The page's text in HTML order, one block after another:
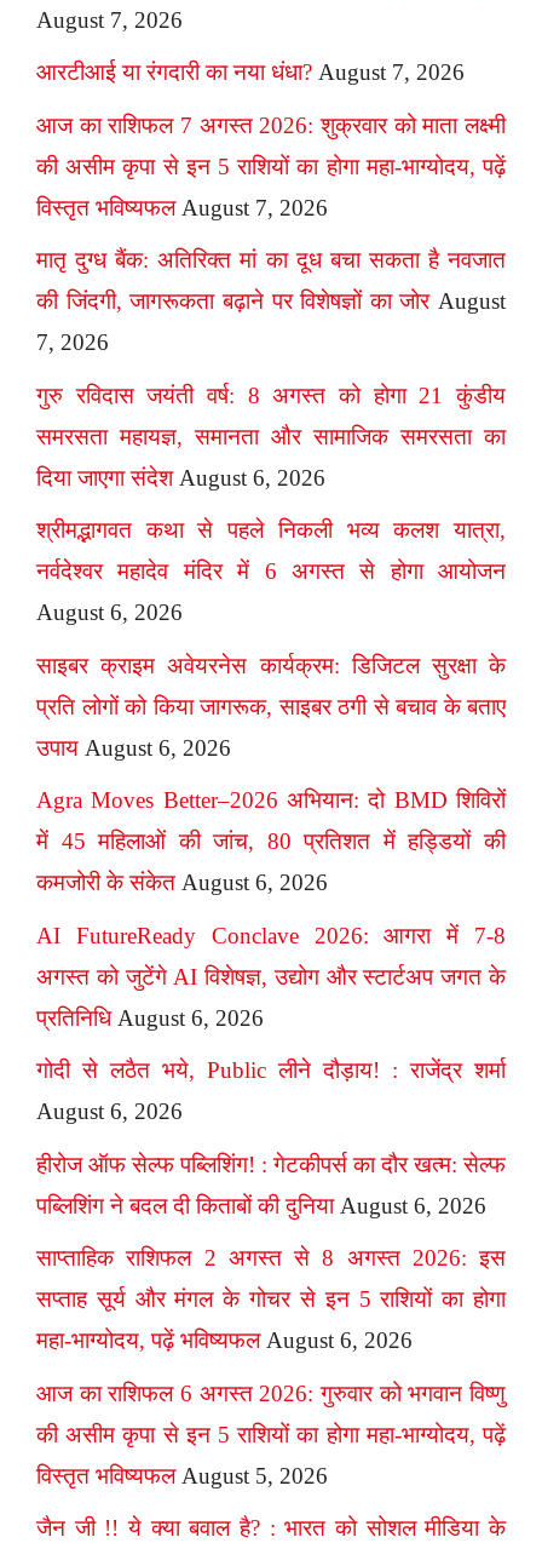
August 7, 2026
आरटीआई या रंगदारी का नया धंधा? August 7, 2026
आज का राशिफल 7 अगस्त 2026: शुक्रवार को माता लक्ष्मी
की असीम कृपा से इन 5 राशियों का होगा महा-भाग्योदय, पढ़ें
विस्तृत भविष्यफल August 7, 2026
मातृ दुग्ध बैंक: अतिरिक्त मां का दूध बचा सकता है नवजात
की जिंदगी, जागरूकता बढ़ाने पर विशेषज्ञों का जोर August
7, 2026
गुरु रविदास जयंती वर्ष: 8 अगस्त को होगा 21 कुंडीय
समरसता महायज्ञ, समानता और सामाजिक समरसता का
दिया जाएगा संदेश August 6, 2026
श्रीमद्भागवत कथा से पहले निकली भव्य कलश यात्रा,
नर्वदेश्वर महादेव मंदिर में 6 अगस्त से होगा आयोजन
August 6, 2026
साइबर क्राइम अवेयरनेस कार्यक्रम: डिजिटल सुरक्षा के
प्रति लोगों को किया जागरूक, साइबर ठगी से बचाव के बताए
उपाय August 6, 2026
Agra Moves Better–2026 अभियान: दो BMD शिविरों
में 45 महिलाओं की जांच, 80 प्रतिशत में हड्डियों की
कमजोरी के संकेत August 6, 2026
AI FutureReady Conclave 2026: आगरा में 7-8
अगस्त को जुटेंगे AI विशेषज्ञ, उद्योग और स्टार्टअप जगत के
प्रतिनिधि August 6, 2026
गोदी से लठैत भये, Public लीने दौड़ाय! : राजेंद्र शर्मा
August 6, 2026
हीरोज ऑफ सेल्फ पब्लिशिंग! : गेटकीपर्स का दौर खत्म: सेल्फ
पब्लिशिंग ने बदल दी किताबों की दुनिया August 6, 2026
साप्ताहिक राशिफल 2 अगस्त से 8 अगस्त 2026: इस
सप्ताह सूर्य और मंगल के गोचर से इन 5 राशियों का होगा
महा-भाग्योदय, पढ़ें भविष्यफल August 6, 2026
आज का राशिफल 6 अगस्त 2026: गुरुवार को भगवान विष्णु
की असीम कृपा से इन 5 राशियों का होगा महा-भाग्योदय, पढ़ें
विस्तृत भविष्यफल August 5, 2026
जैन जी !! ये क्या बवाल है? : भारत को सोशल मीडिया के